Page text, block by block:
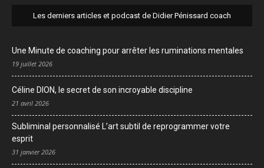
Les derniers articles et podcast de Didier Pénissard coach
Une Minute de coaching pour arrêter les ruminations mentales
19 juillet 2026
Céline DION, le secret de son incroyable discipline
21 avril 2026
Subliminal personnalisé L’art subtil de reprogrammer votre
esprit
31 janvier 2026